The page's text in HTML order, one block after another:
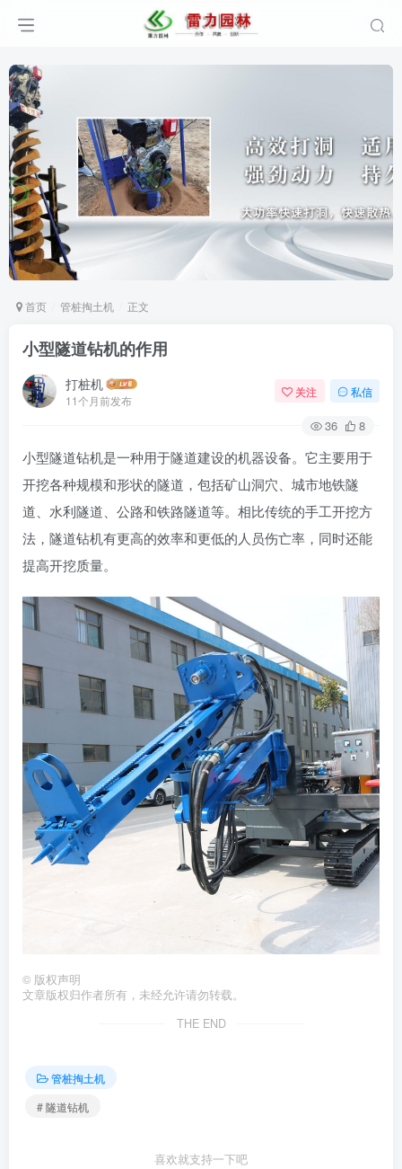
首页 管桩掏土机 正文
小型隧道钻机的作用
打桩机
11个月前发布
关注 私信
36 8
小型隧道钻机是一种用于隧道建设的机器设备。它主要用于
开挖各种规模和形状的隧道，包括矿山洞穴、城市地铁隧
道、水利隧道、公路和铁路隧道等。相比传统的手工开挖方
法，隧道钻机有更高的效率和更低的人员伤亡率，同时还能
提高开挖质量。
© 版权声明
文章版权归作者所有，未经允许请勿转载。
THE END
管桩掏土机
# 隧道钻机
喜欢就支持一下吧